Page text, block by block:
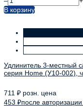
В корзину
Удлинитель 3-местный
серия Home (У10-002),
711 ₽ розн. цена
453 ₽после авторизации